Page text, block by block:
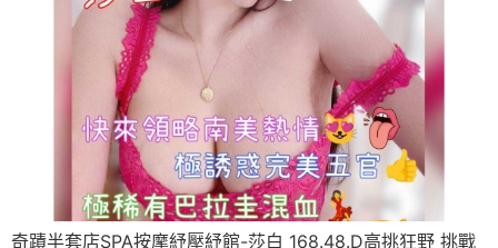
奇蹟半套店SPA按摩紓壓紓館-莎白 168.48.D高挑狂野 挑戰